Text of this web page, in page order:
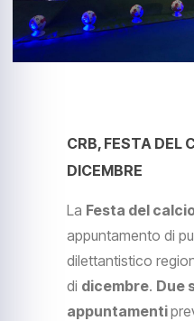
CRB, FESTA DEL
DICEMBRE
La Festa del
appuntamento di
dilettantistico
di dicembre. Due
appuntamenti